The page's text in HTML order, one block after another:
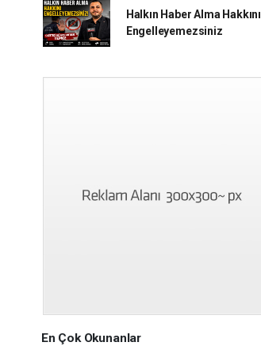
Halkın Haber Alma Hakkını
Engelleyemezsiniz
En Çok Okunanlar